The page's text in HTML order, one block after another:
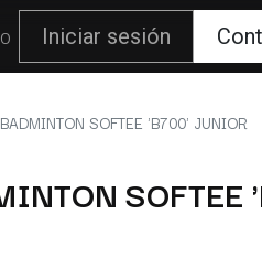
Iniciar sesión
SOFTEE 'B700' JUNIOR